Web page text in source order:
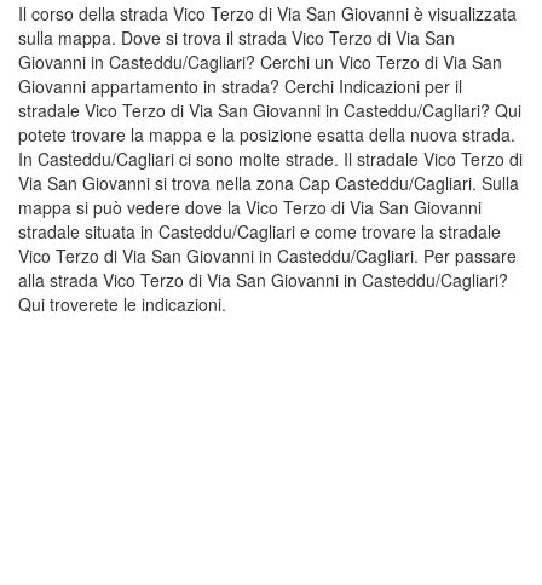
Il corso della strada Vico Terzo di Via San Giovanni è visualizzata
sulla mappa. Dove si trova il strada Vico Terzo di Via San
Giovanni in Casteddu/Cagliari? Cerchi un Vico Terzo di Via San
Giovanni appartamento in strada? Cerchi Indicazioni per il
stradale Vico Terzo di Via San Giovanni in Casteddu/Cagliari? Qui
potete trovare la mappa e la posizione esatta della nuova strada.
In Casteddu/Cagliari ci sono molte strade. Il stradale Vico Terzo di
Via San Giovanni si trova nella zona Cap Casteddu/Cagliari. Sulla
mappa si può vedere dove la Vico Terzo di Via San Giovanni
stradale situata in Casteddu/Cagliari e come trovare la stradale
Vico Terzo di Via San Giovanni in Casteddu/Cagliari. Per passare
alla strada Vico Terzo di Via San Giovanni in Casteddu/Cagliari?
Qui troverete le indicazioni.